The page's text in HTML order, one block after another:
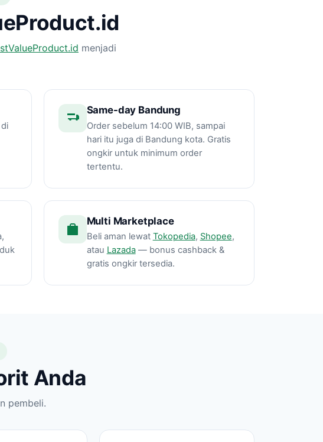
menjadi
Same-day Bandung
Order sebelum 14:00 WIB, sampai
hari itu juga di Bandung kota. Gratis
ongkir untuk minimum order
tertentu.
Multi Marketplace
Beli aman lewat Tokopedia, Shopee,
atau Lazada— bonus cashback &
gratis ongkir tersedia.
Anda
pembeli.